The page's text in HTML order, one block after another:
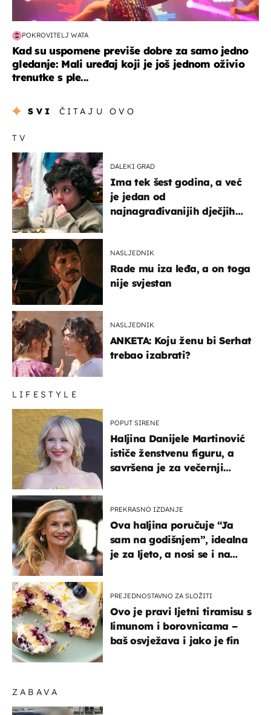
POKROVITELJ WATA
Kad su uspomene previše dobre za samo jedno
gledanje: Mali uređaj koji je još jednom oživio
trenutke s ple...
SVI ČITAJU OVO
ZABAVA
TV
DALEKI GRAD
Ima tek šest godina, a već
je jedan od
najnagrađivanijih dječjih
NASLJEDNIK
Rade mu iza leđa, a on toga
nije svjestan
NASLJEDNIK
ANKETA: Koju ženu bi Serhat
trebao izabrati?
LIFESTYLE
POPUT SIRENE
Haljina Danijele Martinović
ističe ženstvenu figuru, a
savršena je za večernji
PREKRASNO IZDANJE
Ova haljina poručuje “Ja
sam na godišnjem”, idealna
je za ljeto, a nosi se i na
PREJEDNOSTAVNO ZA SLOŽITI
Ovo je pravi ljetni tiramisu s
limunom i borovnicama –
baš osvježava i jako je fin